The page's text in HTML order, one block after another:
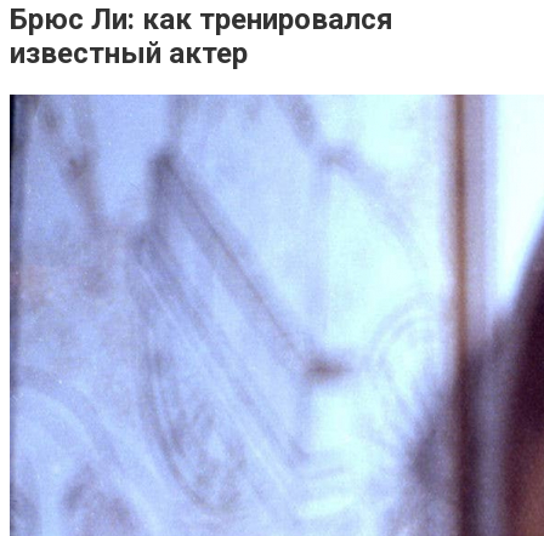
Брюс Ли: как тренировался
известный актер